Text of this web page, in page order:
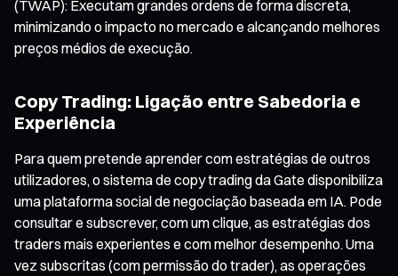
(TWAP): Executam grandes ordens de forma discreta,
minimizando o impacto no mercado e alcançando melhores
preços médios de execução.
Copy Trading: Ligação entre Sabedoria e
Experiência
Para quem pretende aprender com estratégias de outros
utilizadores, o sistema de copy trading da Gate disponibiliza
uma plataforma social de negociação baseada em IA. Pode
consultar e subscrever, com um clique, as estratégias dos
traders mais experientes e com melhor desempenho. Uma
vez subscritas (com permissão do trader), as operações